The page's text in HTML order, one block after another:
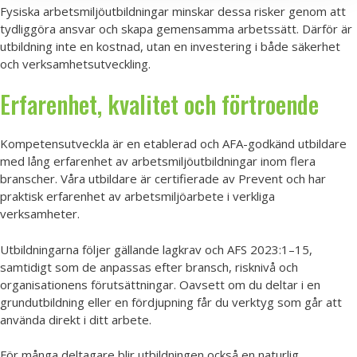
Fysiska arbetsmiljöutbildningar minskar dessa risker genom att
tydliggöra ansvar och skapa gemensamma arbetssätt. Därför är
utbildning inte en kostnad, utan en investering i både säkerhet
och verksamhetsutveckling.
Erfarenhet, kvalitet och förtroende
Kompetensutveckla är en etablerad och AFA-godkänd utbildare
med lång erfarenhet av arbetsmiljöutbildningar inom flera
branscher. Våra utbildare är certifierade av Prevent och har
praktisk erfarenhet av arbetsmiljöarbete i verkliga
verksamheter.
Utbildningarna följer gällande lagkrav och AFS 2023:1–15,
samtidigt som de anpassas efter bransch, risknivå och
organisationens förutsättningar. Oavsett om du deltar i en
grundutbildning eller en fördjupning får du verktyg som går att
använda direkt i ditt arbete.